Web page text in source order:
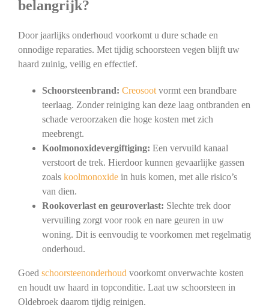
belangrijk?
Door jaarlijks onderhoud voorkomt u dure schade en
onnodige reparaties. Met tijdig schoorsteen vegen blijft uw
haard zuinig, veilig en effectief.
Schoorsteenbrand: Creosootvormt een brandbare
teerlaag. Zonder reiniging kan deze laag ontbranden en
schade veroorzaken die hoge kosten met zich
meebrengt.
Koolmonoxidevergiftiging: Een vervuild kanaal
verstoort de trek. Hierdoor kunnen gevaarlijke gassen
zoals koolmonoxidein huis komen, met alle risico’s
van dien.
Rookoverlast en geuroverlast: Slechte trek door
vervuiling zorgt voor rook en nare geuren in uw
woning. Dit is eenvoudig te voorkomen met regelmatig
onderhoud.
Goed schoorsteenonderhoud voorkomt onverwachte kosten
en houdt uw haard in topconditie. Laat uw schoorsteen in
Oldebroek daarom tijdig reinigen.